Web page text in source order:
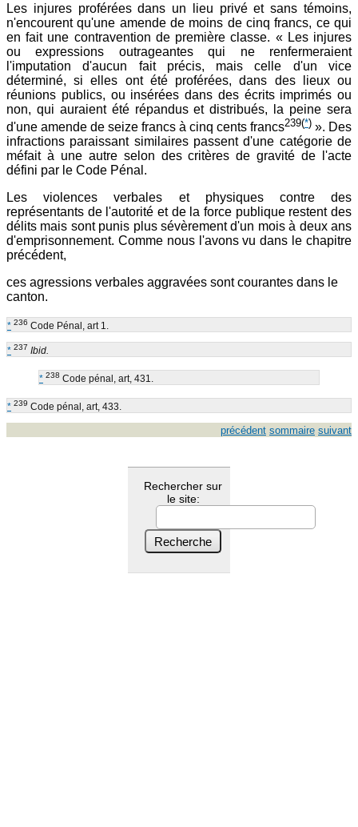
Les injures proférées dans un lieu privé et sans témoins,
n'encourent qu'une amende de moins de cinq francs, ce qui
en fait une contravention de première classe. « Les injures
ou expressions outrageantes qui ne renfermeraient
l'imputation d'aucun fait précis, mais celle d'un vice
déterminé, si elles ont été proférées, dans des lieux ou
réunions publics, ou insérées dans des écrits imprimés ou
non, qui auraient été répandus et distribués, la peine sera
d'une amende de seize francs à cinq cents francs239(*) ». Des
infractions paraissant similaires passent d'une catégorie de
méfait à une autre selon des critères de gravité de l'acte
défini par le Code Pénal.
Les violences verbales et physiques contre des
représentants de l'autorité et de la force publique restent des
délits mais sont punis plus sévèrement d'un mois à deux ans
d'emprisonnement. Comme nous l'avons vu dans le chapitre
précédent,
ces agressions verbales aggravées sont courantes dans le
canton.
* 236 Code Pénal, art 1.
* 237 Ibid.
* 238 Code pénal, art, 431.
* 239 Code pénal, art, 433.
précédent sommaire suivant
Rechercher sur
le site: